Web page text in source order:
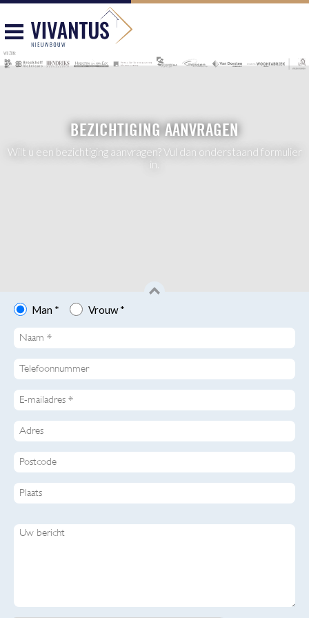
BEZICHTIGING AANVRAGEN
Wilt u een bezichtiging aanvragen? Vul dan onderstaand formulier
in.
Man * Vrouw *